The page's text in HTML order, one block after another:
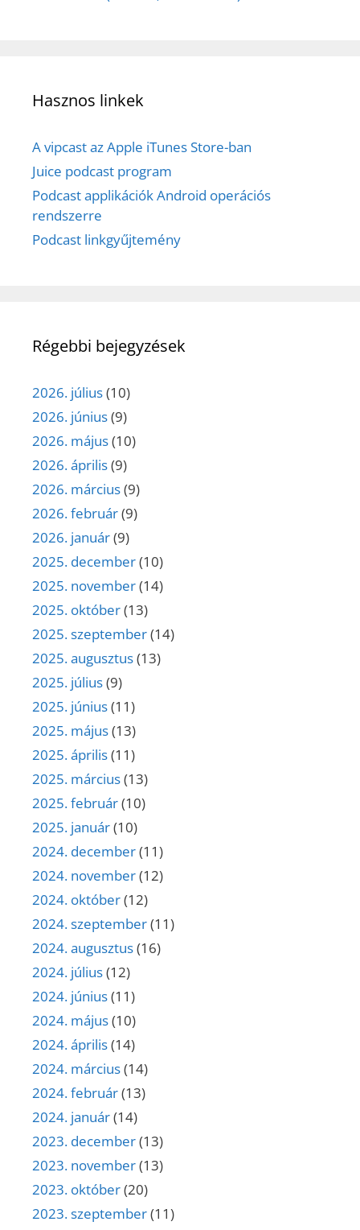
Hasznos linkek
A vipcast az Apple iTunes Store-ban
Juice podcast program
Podcast applikációk Android operációs
rendszerre
Podcast linkgyűjtemény
Régebbi bejegyzések
2026. július(10)
2026. június(9)
2026. május(10)
2026. április(9)
2026. március(9)
2026. február(9)
2026. január(9)
2025. december(10)
2025. november(14)
2025. október(13)
2025. szeptember(14)
2025. augusztus(13)
2025. július(9)
2025. június(11)
2025. május(13)
2025. április(11)
2025. március(13)
2025. február(10)
2025. január(10)
2024. december(11)
2024. november(12)
2024. október(12)
2024. szeptember(11)
2024. augusztus(16)
2024. július(12)
2024. június(11)
2024. május(10)
2024. április(14)
2024. március(14)
2024. február(13)
2024. január(14)
2023. december(13)
2023. november(13)
2023. október(20)
2023. szeptember(11)